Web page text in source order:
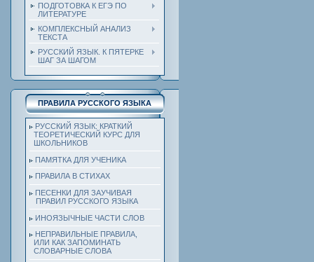
ПОДГОТОВКА К ЕГЭ ПО
ЛИТЕРАТУРЕ
КОМПЛЕКСНЫЙ АНАЛИЗ
ТЕКСТА
РУССКИЙ ЯЗЫК. К ПЯТЕРКЕ
ШАГ ЗА ШАГОМ
ПРАВИЛА РУССКОГО ЯЗЫКА
РУССКИЙ ЯЗЫК: КРАТКИЙ
ТЕОРЕТИЧЕСКИЙ КУРС ДЛЯ
ШКОЛЬНИКОВ
ПАМЯТКА ДЛЯ УЧЕНИКА
ПРАВИЛА В СТИХАХ
ПЕСЕНКИ ДЛЯ ЗАУЧИВАЯ
ПРАВИЛ РУССКОГО ЯЗЫКА
ИНОЯЗЫЧНЫЕ ЧАСТИ СЛОВ
НЕПРАВИЛЬНЫЕ ПРАВИЛА,
ИЛИ КАК ЗАПОМИНАТЬ
СЛОВАРНЫЕ СЛОВА